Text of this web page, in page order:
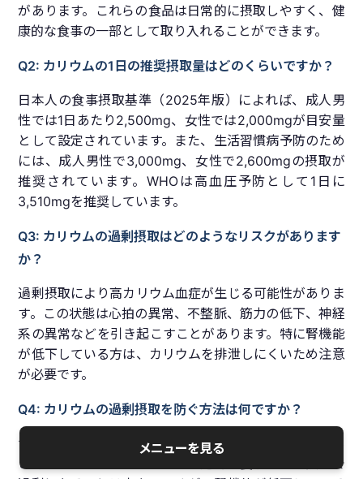
があります。これらの食品は日常的に摂取しやすく、健
康的な食事の一部として取り入れることができます。
Q2: カリウムの1日の推奨摂取量はどのくらいですか？
日本人の食事摂取基準（2025年版）によれば、成人男
性では1日あたり2,500mg、女性では2,000mgが目安量
として設定されています。また、生活習慣病予防のため
には、成人男性で3,000mg、女性で2,600mgの摂取が
推奨されています。WHOは高血圧予防として1日に
3,510mgを推奨しています。
Q3: カリウムの過剰摂取はどのようなリスクがあります
か？
過剰摂取により高カリウム血症が生じる可能性がありま
す。この状態は心拍の異常、不整脈、筋力の低下、神経
系の異常などを引き起こすことがあります。特に腎機能
が低下している方は、カリウムを排泄しにくいため注意
が必要です。
Q4: カリウムの過剰摂取を防ぐ方法は何ですか？
サプリメントを使用する場合、医師や栄養士の指導のも
と行うことが重要です。また、通常の食事からの摂取で
メニューを見る